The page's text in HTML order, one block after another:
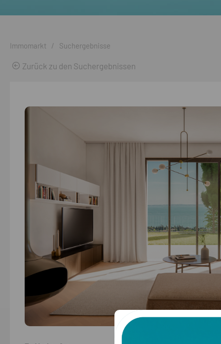
Immomarkt / Suchergebnisse
Zurück zu den Suchergebnissen